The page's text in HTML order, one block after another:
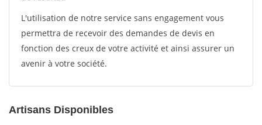
L'utilisation de notre service sans engagement vous
permettra de recevoir des demandes de devis en
fonction des creux de votre activité et ainsi assurer un
avenir à votre société.
Artisans Disponibles